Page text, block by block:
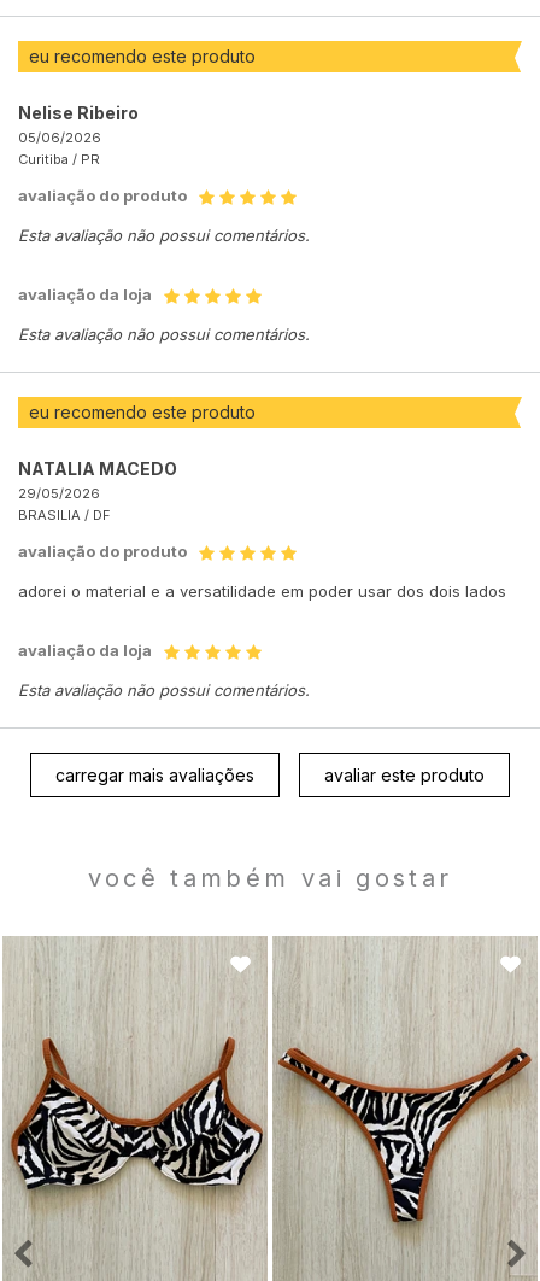
eu recomendo este produto
Nelise Ribeiro
05/06/2026
Curitiba / PR
avaliação do produto
Esta avaliação não possui comentários.
avaliação da loja
Esta avaliação não possui comentários.
eu recomendo este produto
NATALIA MACEDO
29/05/2026
BRASILIA / DF
avaliação do produto
adorei o material e a versatilidade em poder usar dos dois lados
avaliação da loja
Esta avaliação não possui comentários.
carregar mais avaliações avaliar este produto
você também vai gostar